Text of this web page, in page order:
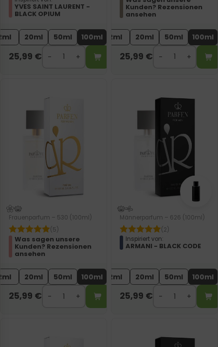
YVES SAINT LAURENT -
BLACK OPIUM
20ml 50ml 100ml
25,99 €
Kunden? Rezensionen
ansehen
2ml 20ml 50ml 100ml
25,99 €
Frauenparfum – 530 (100ml)
(5)
Was sagen unsere
Kunden? Rezensionen
ansehen
20ml 50ml 100ml
25,99 €
Männerparfum – 626 (100ml)
(2)
Inspiriert von:
ARMANI - BLACK CODE
2ml 20ml 50ml 100ml
25,99 €